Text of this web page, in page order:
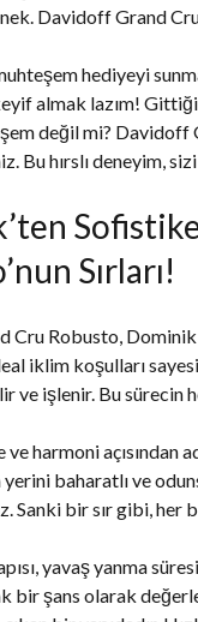
Davidoff Grand
hediyeyi
almak lazım!
değil mi? Davidoff
Bu hırslı deneyim,
Sırları!
Cru Robusto,
iklim koşulları
ve işlenir. Bu sürecin
ve harmoni açısından
baharatlı ve
Sanki bir sır gibi, her
yavaş yanma
bir şans olarak